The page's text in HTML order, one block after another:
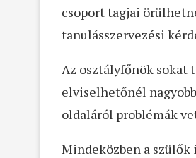
csoport tagjai
tanulásszervezési
Az osztályfőnök sokat
elviselhetőnél
oldaláról problémák
Mindeközben a szülők